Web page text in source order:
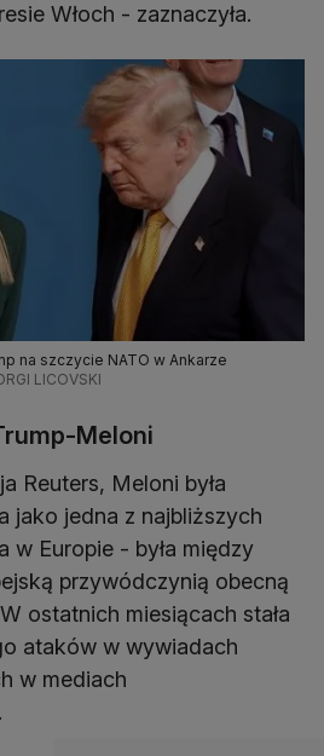
Włoch - zaznaczyła.
na szczycie NATO w Ankarze
LICOVSKI
Meloni
Reuters, Meloni była
jako jedna z najbliższych
w Europie - była między
przywódczynią obecną
ostatnich miesiącach stała
ataków w wywiadach
w mediach